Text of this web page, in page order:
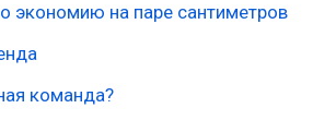
экономию на паре сантиметров
команда?